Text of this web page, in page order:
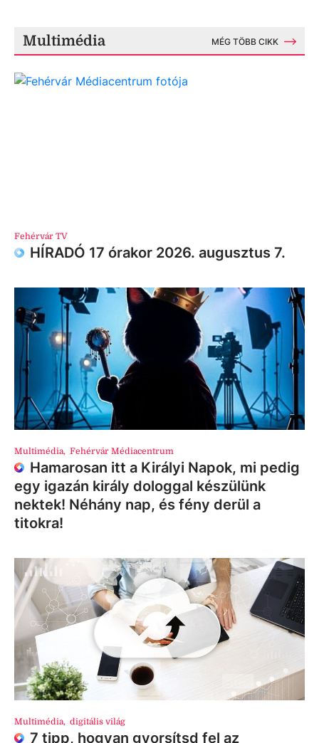
Multimédia MÉG TÖBB CIKK
Fehérvár TV
HÍRADÓ 17 órakor 2026. augusztus 7.
Multimédia, Fehérvár Médiacentrum
Hamarosan itt a Királyi Napok, mi pedig
egy igazán király dologgal készülünk
nektek! Néhány nap, és fény derül a
titokra!
Multimédia, digitális világ
7 tipp, hogyan gyorsítsd fel az